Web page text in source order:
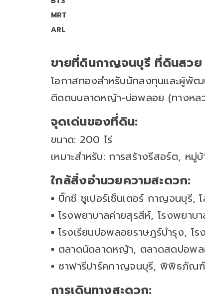
MRT
ARL
ขายที่ดินกาญจนบุรี ที่ดินสวย
โอกาสทองสำหรับนักลงทุนและผู้พั
ติดถนนลาดหญ้า-บ่อพลอย (ทางหล
จุดเด่นของที่ดิน:
ขนาด: 200 ไร่
เหมาะสำหรับ: การสร้างรีสอร์ต, หมู่
ใกล้สิ่งอำนวยความสะดวก:
▪ บิ๊กซี ซูเปอร์เซ็นเตอร์ กาญจนบุรี,
▪ โรงพยาบาลค่ายสุรสีห์, โรงพยาบ
▪ โรงเรียนบ่อพลอยราษฎร์บำรุง, โ
▪ ตลาดนัดลาดหญ้า, ตลาดสดบ่อพ
▪ ซาฟารีปาร์คกาญจนบุรี, พิพิธภัณ
การเดินทางสะดวก: